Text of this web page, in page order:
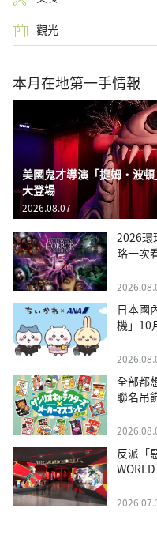
觀光
本月在地第一手情報
美國鬼才導演「提姆・波
大登場
2026.08.07
2026環
略一次
日本國
機」10
全部都
聯名吊
反派「